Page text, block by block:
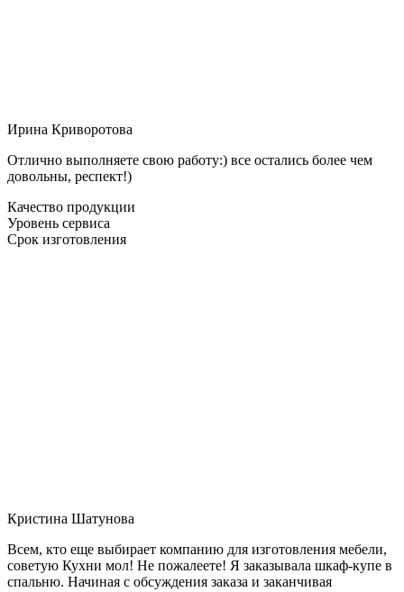
Ирина Криворотова
Отлично выполняете свою работу:) все остались более чем
довольны, респект!)
Качество продукции
Уровень сервиса
Срок изготовления
Кристина Шатунова
Всем, кто еще выбирает компанию для изготовления мебели,
советую Кухни мол! Не пожалеете! Я заказывала шкаф-купе в
спальню. Начиная с обсуждения заказа и заканчивая